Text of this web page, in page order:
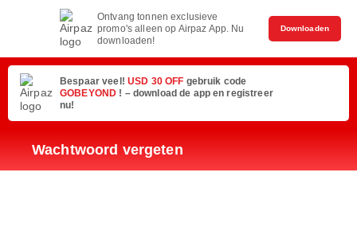
Ontvang tonnen exclusieve
promo's alleen op Airpaz App. Nu
downloaden!
Downloaden
Bespaar veel! USD 30 OFF gebruik code
GOBEYOND ! – download de app en registreer
nu!
Wachtwoord vergeten